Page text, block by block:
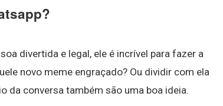
divertida e legal, ele é incrível para fazer a
novo meme engraçado? Ou dividir com ela
da conversa também são uma boa ideia.